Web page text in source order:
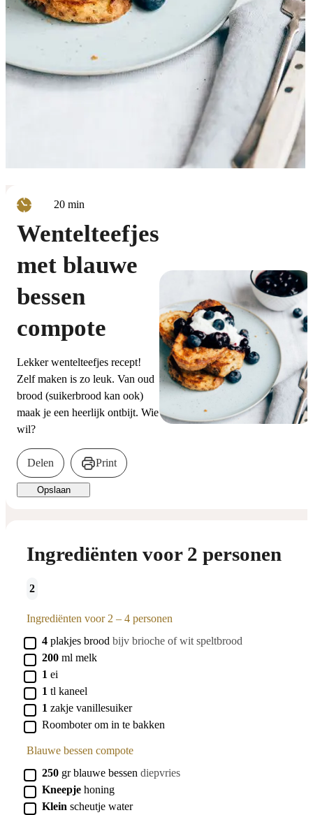
20minuten
min
Wentelteefjes
met blauwe
bessen
compote
Lekker wentelteefjes recept!
Zelf maken is zo leuk. Van oud
brood (suikerbrood kan ook)
maak je een heerlijk ontbijt. Wie
wil?
Delen Print
Opslaan
Ingrediënten voor 2 personen
2
Ingrediënten voor 2 – 4 personen
▢
4 plakjes brood bijv brioche of wit speltbrood
▢
200 ml melk
▢
1 ei
▢
1 tl kaneel
▢
1 zakje vanillesuiker
▢
Roomboter om in te bakken
Blauwe bessen compote
▢
250 gr blauwe bessen diepvries
▢
Kneepje honing
▢
Klein scheutje water